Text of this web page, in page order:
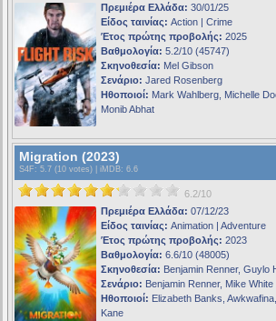
Πρεμιέρα Ελλάδα: 30/01/25
Είδος ταινίας: Action | Crime
Έτος πρώτης προβολής: 2025
Βαθμολογία: 5.2/10 (45747)
Σκηνοθεσία: Mel Gibson
Σενάριο: Jared Rosenberg
Ηθοποιοί: Mark Wahlberg, Michelle
Monib Abhat
Migration (2023)
S4F : 5.7 (10 votes) | iMDB: 6.6
6.2/10
Πρεμιέρα Ελλάδα: 07/12/23
Είδος ταινίας: Animation | Adventure
Έτος πρώτης προβολής: 2023
Βαθμολογία: 6.6/10 (48005)
Σκηνοθεσία: Benjamin Renner, Guylo
Σενάριο: Benjamin Renner, Mike White
Ηθοποιοί: Elizabeth Banks,
Kane